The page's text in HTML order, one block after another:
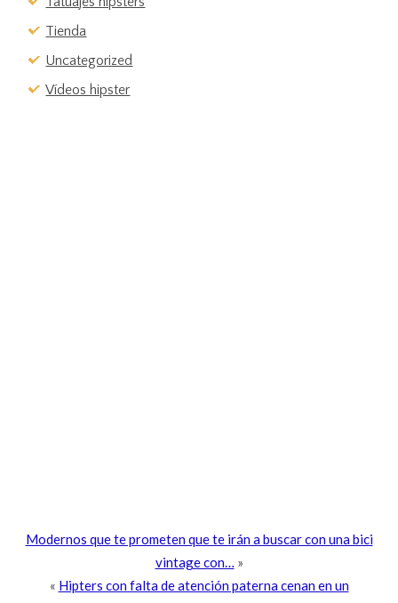
Tienda
Uncategorized
Vídeos hipster
Modernos que te prometen que te irán a buscar con una bici
vintage con… »
« Hipters con falta de atención paterna cenan en un